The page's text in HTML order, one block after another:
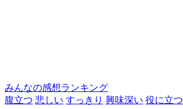
みんなの感想ランキング
腹立つ 悲しい すっきり 興味深い 役に立つ